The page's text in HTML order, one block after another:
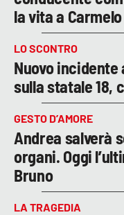
la vita a
LO SCONTRO
Nuovo
sulla statale 18,
GESTO D’AMORE
Andrea salverà
organi. Oggi
Bruno
LA TRAGEDIA